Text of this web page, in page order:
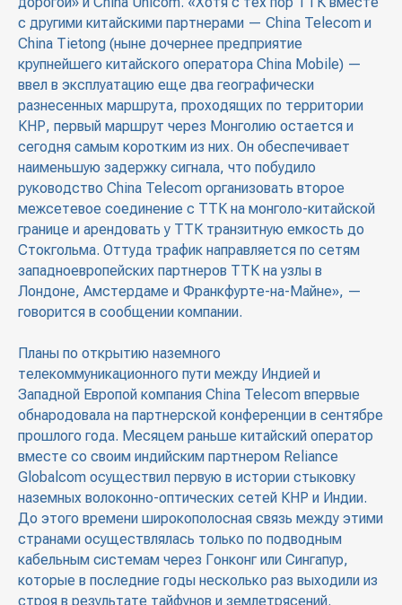
с другими китайскими партнерами — China Telecom и
China Tietong (ныне дочернее предприятие
крупнейшего китайского оператора China Mobile) —
ввел в эксплуатацию еще два географически
разнесенных маршрута, проходящих по территории
КНР, первый маршрут через Монголию остается и
сегодня самым коротким из них. Он обеспечивает
наименьшую задержку сигнала, что побудило
руководство China Telecom организовать второе
межсетевое соединение с ТТК на монголо-китайской
границе и арендовать у ТТК транзитную емкость до
Стокгольма. Оттуда трафик направляется по сетям
западноевропейских партнеров ТТК на узлы в
Лондоне, Амстердаме и Франкфурте-на-Майне», —
говорится в сообщении компании.
Планы по открытию наземного
телекоммуникационного пути между Индией и
Западной Европой компания China Telecom впервые
обнародовала на партнерской конференции в сентябре
прошлого года. Месяцем раньше китайский оператор
вместе со своим индийским партнером Reliance
Globalcom осуществил первую в истории стыковку
наземных волоконно-оптических сетей КНР и Индии.
До этого времени широкополосная связь между этими
странами осуществлялась только по подводным
кабельным системам через Гонконг или Сингапур,
которые в последние годы несколько раз выходили из
строя в результате тайфунов и землетрясений.